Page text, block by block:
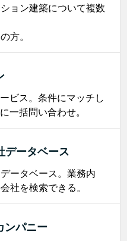
ョン建築について複数
方。
ビス。条件にマッチし
一括問い合わせ。
データベース
ータベース。業務内
社を検索できる。
ンパニー